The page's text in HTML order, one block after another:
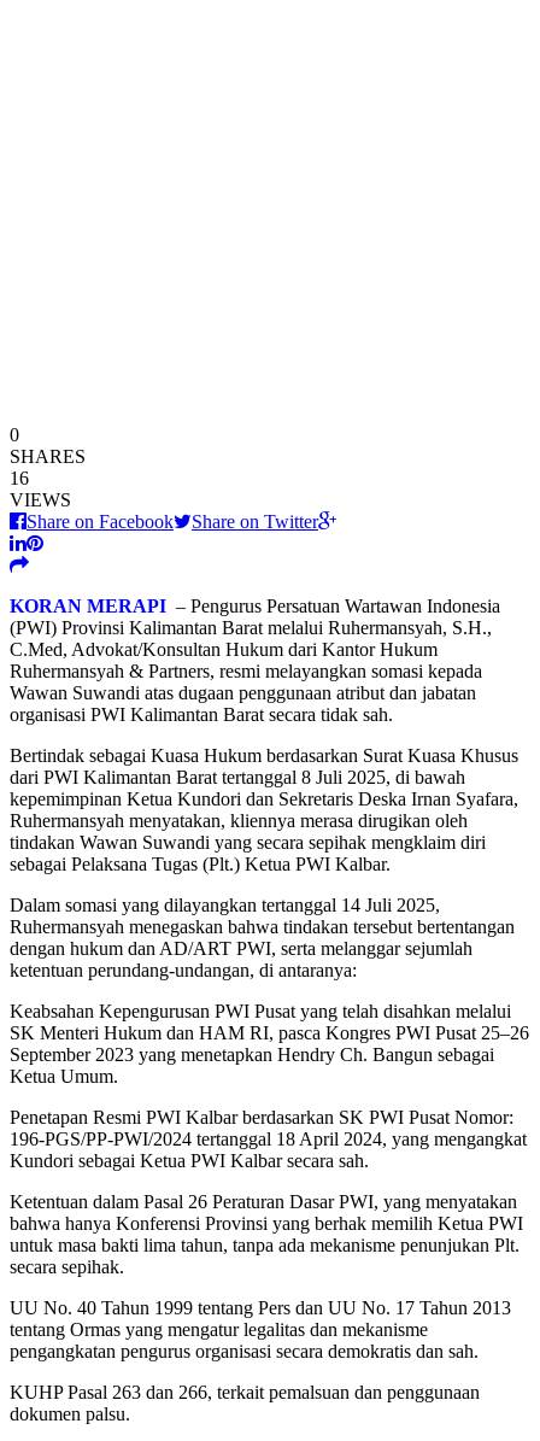
0
SHARES
16
VIEWS
Share on Facebook
Share on Twitter
KORAN MERAPI – Pengurus Persatuan Wartawan Indonesia
(PWI) Provinsi Kalimantan Barat melalui Ruhermansyah, S.H.,
C.Med, Advokat/Konsultan Hukum dari Kantor Hukum
Ruhermansyah & Partners, resmi melayangkan somasi kepada
Wawan Suwandi atas dugaan penggunaan atribut dan jabatan
organisasi PWI Kalimantan Barat secara tidak sah.
Bertindak sebagai Kuasa Hukum berdasarkan Surat Kuasa Khusus
dari PWI Kalimantan Barat tertanggal 8 Juli 2025, di bawah
kepemimpinan Ketua Kundori dan Sekretaris Deska Irnan Syafara,
Ruhermansyah menyatakan, kliennya merasa dirugikan oleh
tindakan Wawan Suwandi yang secara sepihak mengklaim diri
sebagai Pelaksana Tugas (Plt.) Ketua PWI Kalbar.
Dalam somasi yang dilayangkan tertanggal 14 Juli 2025,
Ruhermansyah menegaskan bahwa tindakan tersebut bertentangan
dengan hukum dan AD/ART PWI, serta melanggar sejumlah
ketentuan perundang-undangan, di antaranya:
Keabsahan Kepengurusan PWI Pusat yang telah disahkan melalui
SK Menteri Hukum dan HAM RI, pasca Kongres PWI Pusat 25–26
September 2023 yang menetapkan Hendry Ch. Bangun sebagai
Ketua Umum.
Penetapan Resmi PWI Kalbar berdasarkan SK PWI Pusat Nomor:
196-PGS/PP-PWI/2024 tertanggal 18 April 2024, yang mengangkat
Kundori sebagai Ketua PWI Kalbar secara sah.
Ketentuan dalam Pasal 26 Peraturan Dasar PWI, yang menyatakan
bahwa hanya Konferensi Provinsi yang berhak memilih Ketua PWI
untuk masa bakti lima tahun, tanpa ada mekanisme penunjukan Plt.
secara sepihak.
UU No. 40 Tahun 1999 tentang Pers dan UU No. 17 Tahun 2013
tentang Ormas yang mengatur legalitas dan mekanisme
pengangkatan pengurus organisasi secara demokratis dan sah.
KUHP Pasal 263 dan 266, terkait pemalsuan dan penggunaan
dokumen palsu.